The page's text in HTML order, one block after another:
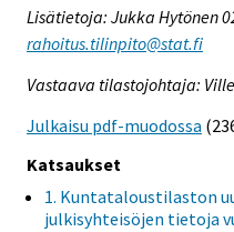
Lisätietoja: Jukka Hytönen
rahoitus.tilinpito@stat.fi
Vastaava tilastojohtaja:
Julkaisu pdf-muodossa
Katsaukset
1. Kuntataloustilaston
julkisyhteisöjen tietoja